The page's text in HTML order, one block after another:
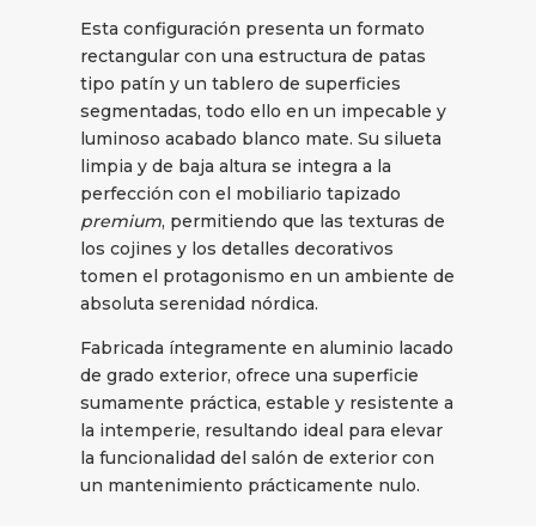
Esta configuración presenta un formato
rectangular con una estructura de patas
tipo patín y un tablero de superficies
segmentadas, todo ello en un impecable y
luminoso acabado blanco mate. Su silueta
limpia y de baja altura se integra a la
perfección con el mobiliario tapizado
premium, permitiendo que las texturas de
los cojines y los detalles decorativos
tomen el protagonismo en un ambiente de
absoluta serenidad nórdica.
Fabricada íntegramente en aluminio lacado
de grado exterior, ofrece una superficie
sumamente práctica, estable y resistente a
la intemperie, resultando ideal para elevar
la funcionalidad del salón de exterior con
un mantenimiento prácticamente nulo.